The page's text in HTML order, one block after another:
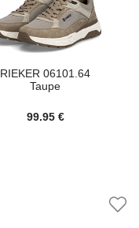
RIEKER 06101.64
Taupe
99.95 €